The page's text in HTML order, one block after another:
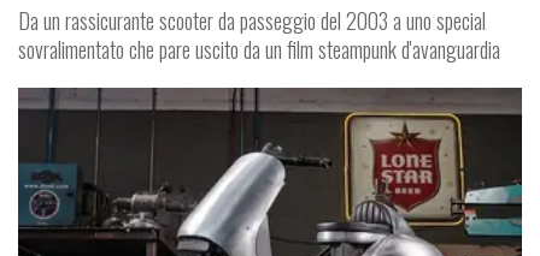
Da un rassicurante scooter da passeggio del 2003 a uno special
sovralimentato che pare uscito da un film steampunk d'avanguardia